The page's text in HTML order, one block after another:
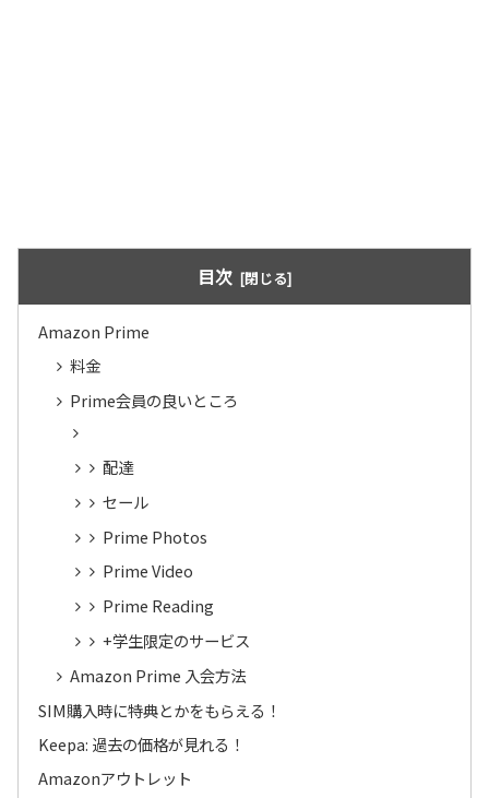
目次
Amazon Prime
料金
Prime会員の良いところ
配達
セール
Prime Photos
Prime Video
Prime Reading
+学生限定のサービス
Amazon Prime 入会方法
SIM購入時に特典とかをもらえる！
Keepa: 過去の価格が見れる！
Amazonアウトレット